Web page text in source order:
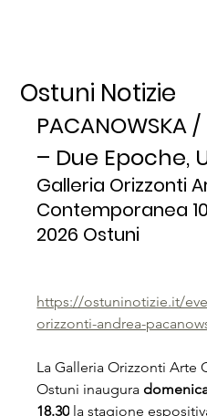
Ostuni Notizie
PACANOWSKA
– Due Epoche,
Galleria Orizzonti
Contemporanea
2026 Ostuni
https://ostuninotizie.it/
orizzonti-andrea-
La Galleria Orizzonti Arte
Ostuni inaugura
18.30 la stagione